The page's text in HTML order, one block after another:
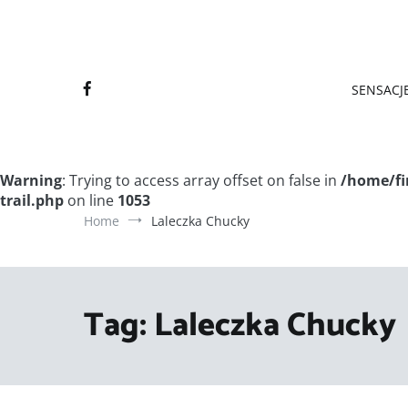
Warning: Trying to access array offset on false in /home/
trail.php on line 1053
Home Laleczka Chucky
Tag: Laleczka Chucky